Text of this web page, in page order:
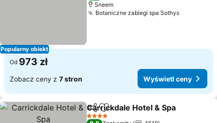
Popularny obiekt
Sneem
Botaniczne zabiegi spa Sothys
Od 973 zł
Zobacz ceny z 7 stron Wyświetl ceny
Udostępnij
Dodaj do ulubionych
Carrickdale Hotel & Spa
4 Kategoria